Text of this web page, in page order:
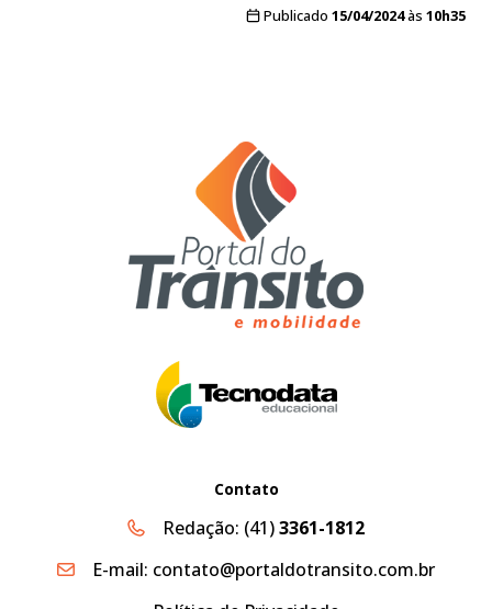
Publicado 15/04/2024às 10h35
Contato
Redação: (41)3361-1812
E-mail: contato@portaldotransito.com.br